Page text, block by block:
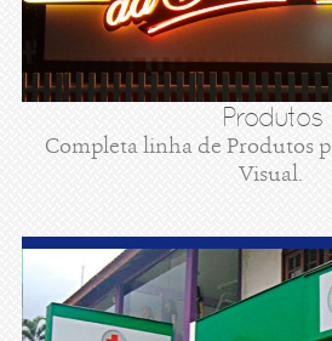
Produtos
Completa linha de Produtos
Visual.